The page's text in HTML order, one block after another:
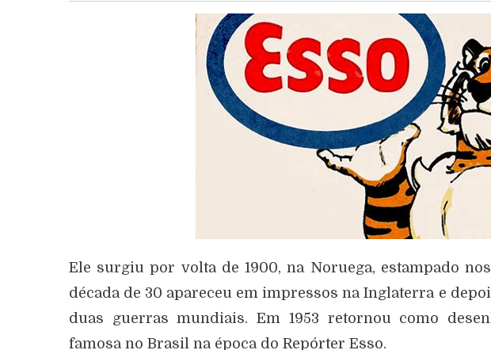
Ele surgiu por volta de 1900, na Noruega, estampado
década de 30 apareceu em impressos na Inglaterra e
duas guerras mundiais. Em 1953 retornou como
famosa no Brasil na época do Repórter Esso.